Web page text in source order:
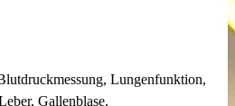
Lungenfunktion,
Gallenblase,